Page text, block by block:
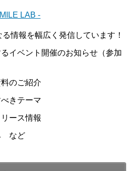
LAB -
情報を幅広く発信しています！
イベント開催のお知らせ（参加
のご紹介
きテーマ
ース情報
など